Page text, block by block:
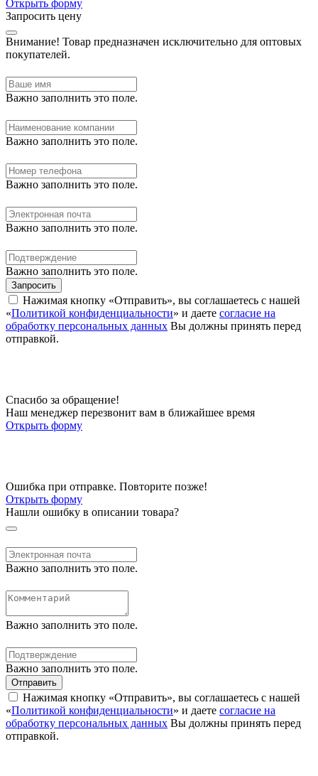
Открыть форму
Запросить цену
Внимание! Товар предназначен исключительно для оптовых
покупателей.
Важно заполнить это поле.
Важно заполнить это поле.
Важно заполнить это поле.
Важно заполнить это поле.
Важно заполнить это поле.
Запросить
Нажимая кнопку «Отправить», вы соглашаетесь с нашей
«Политикой конфиденциальности» и даете согласие на
обработку персональных данных Вы должны принять перед
отправкой.
Спасибо за обращение!
Наш менеджер перезвонит вам в ближайшее время
Открыть форму
Ошибка при отправке. Повторите позже!
Открыть форму
Нашли ошибку в описании товара?
Важно заполнить это поле.
Важно заполнить это поле.
Важно заполнить это поле.
Отправить
Нажимая кнопку «Отправить», вы соглашаетесь с нашей
«Политикой конфиденциальности» и даете согласие на
обработку персональных данных Вы должны принять перед
отправкой.